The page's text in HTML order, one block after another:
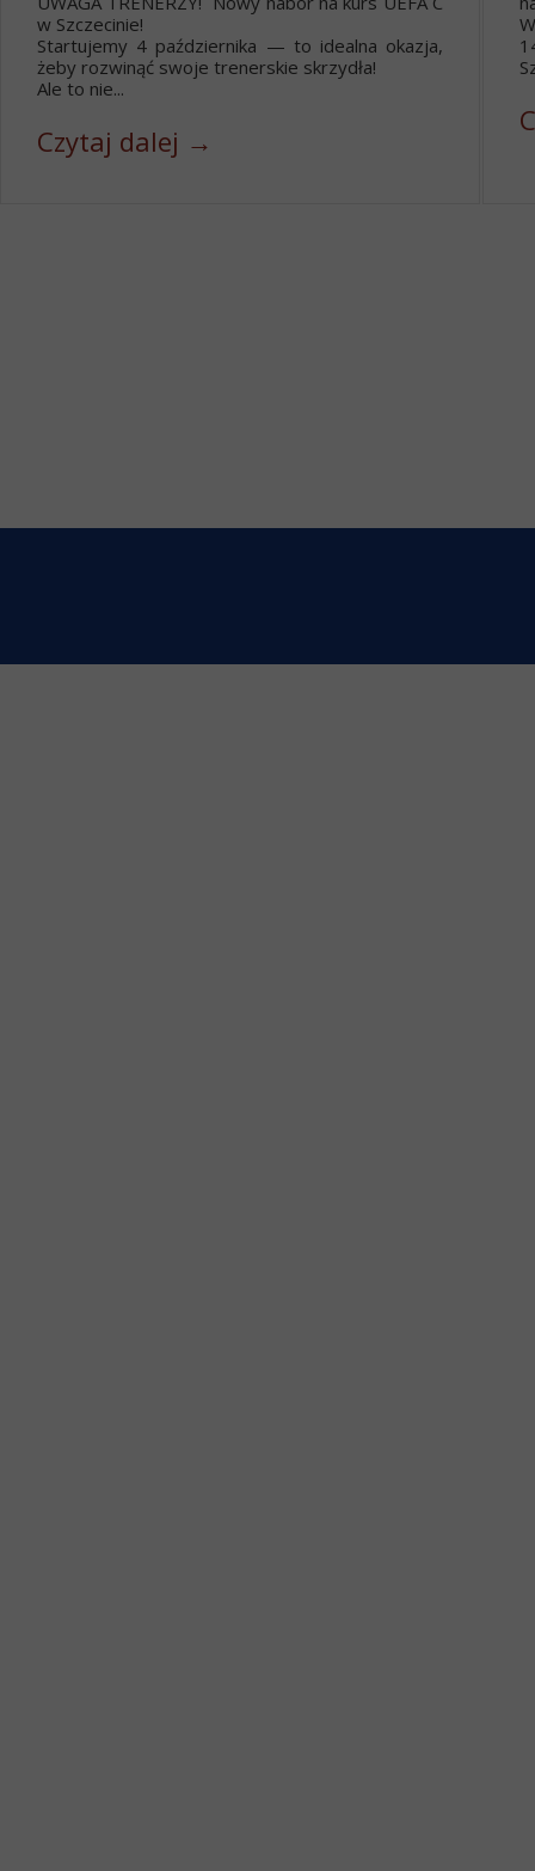
w Szczecinie!
Startujemy 4 października — to idealna okazja,
żeby rozwinąć swoje trenerskie skrzydła!
Ale to nie...
Czytaj dalej →